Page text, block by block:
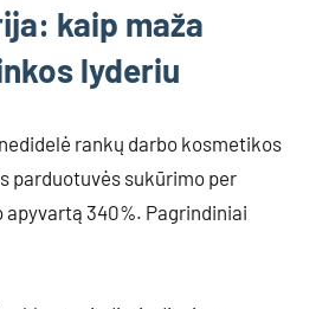
kaip maža
lyderiu
rankų darbo kosmetikos
parduotuvės sukūrimo per
340%. Pagrindiniai